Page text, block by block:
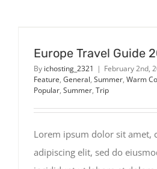
Europe Travel Guide
By ichosting_2321 | February 2nd,
Feature, General, Summer, Warm
Popular, Summer, Trip
Lorem ipsum dolor sit amet,
adipiscing elit, sed do